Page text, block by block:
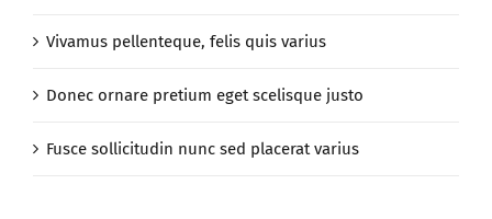
Vivamus pellenteque, felis quis varius
Donec ornare pretium eget scelisque justo
Fusce sollicitudin nunc sed placerat varius